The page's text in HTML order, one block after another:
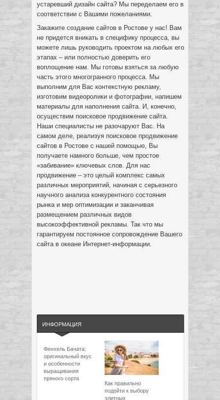
устаревший дизайн сайта? Мы переделаем его в
соответствии с Вашими пожеланиями.
Закажите создание сайтов в Ростове у нас! Вам
не придется вникать в специфику процесса, вы
можете лишь руководить проектом на любых его
этапах – или полностью доверить его
воплощение нам. Мы готовы взяться за любую
часть этого многогранного процесса. Мы
выполним для Вас контекстную рекламу,
изготовим видеоролики и фотографии, напишем
материалы для наполнения сайта. И, конечно,
осуществим поисковое продвижение сайта.
Наши специалисты не разочаруют Вас. На
самом деле, реализуя поисковое продвижение
сайтов в Ростове с нашей помощью, Вы
получаете намного больше, чем простое
«забивание» ключевых слов. Для нас
продвижение – это целый комплекс самых
различных мероприятий, начиная с серьезного
научного анализа конкурентного состояния
рынка и мер оптимизации и заканчивая
размещением различных видов
высокоэффективной рекламы. Так что мы
гарантируем постоянное сопровождение Вашего
сайта в океане Интернет-информации.
ИНФОРМАЦИЯ
Фенхель Бачата:
оригинальный вкус
и особенности
выращивания
пряного сорта
Как правильно
подойти к выбору
элитных